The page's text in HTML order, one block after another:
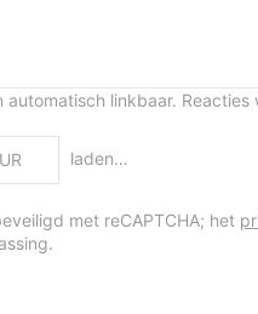
automatisch linkbaar.
laden…
met reCAPTCHA; het